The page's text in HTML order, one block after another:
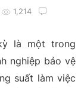
1,214
là một trong
nghiệp bảo vệ
suất làm việc